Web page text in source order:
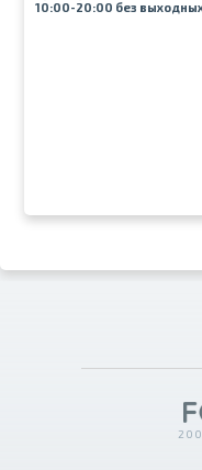
10:00-20:00 без